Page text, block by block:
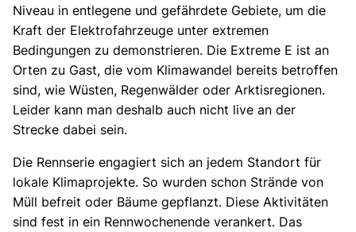
Niveau in entlegene und gefährdete Gebiete, um die
Kraft der Elektrofahrzeuge unter extremen
Bedingungen zu demonstrieren. Die Extreme E ist an
Orten zu Gast, die vom Klimawandel bereits betroffen
sind, wie Wüsten, Regenwälder oder Arktisregionen.
Leider kann man deshalb auch nicht live an der
Strecke dabei sein.
Die Rennserie engagiert sich an jedem Standort für
lokale Klimaprojekte. So wurden schon Strände von
Müll befreit oder Bäume gepflanzt. Diese Aktivitäten
sind fest in ein Rennwochenende verankert. Das